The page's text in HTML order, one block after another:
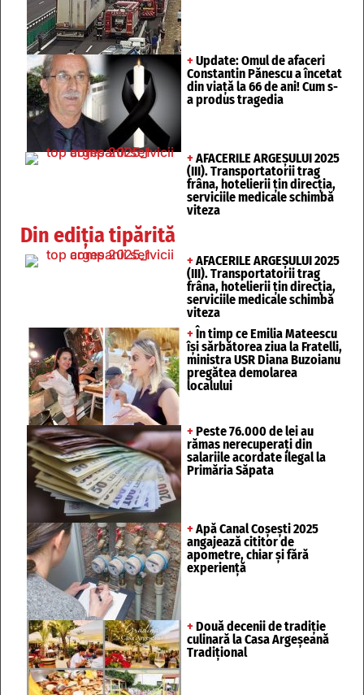
+ Update: Omul de afaceri
Constantin Pănescu a încetat
din viață la 66 de ani! Cum s-
a produs tragedia
+ AFACERILE ARGEȘULUI 2025
(III). Transportatorii trag
frâna, hotelierii țin direcția,
serviciile medicale schimbă
viteza
Din ediția tipărită
+ AFACERILE ARGEȘULUI 2025
(III). Transportatorii trag
frâna, hotelierii țin direcția,
serviciile medicale schimbă
viteza
+ În timp ce Emilia Mateescu
își sărbătorea ziua la Fratelli,
ministra USR Diana Buzoianu
pregătea demolarea
localului
+ Peste 76.000 de lei au
rămas nerecuperați din
salariile acordate ilegal la
Primăria Săpata
+ Apă Canal Coșești 2025
angajează cititor de
apometre, chiar și fără
experiență
+ Două decenii de tradiție
culinară la Casa Argeșeană
Tradițional